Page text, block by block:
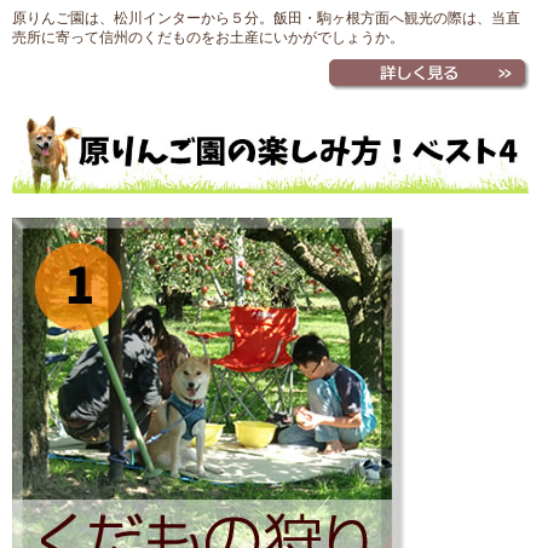
原りんご園は、松川インターから５分。飯田・駒ヶ根方面へ観光の際は、当直
売所に寄って信州のくだものをお土産にいかがでしょうか。